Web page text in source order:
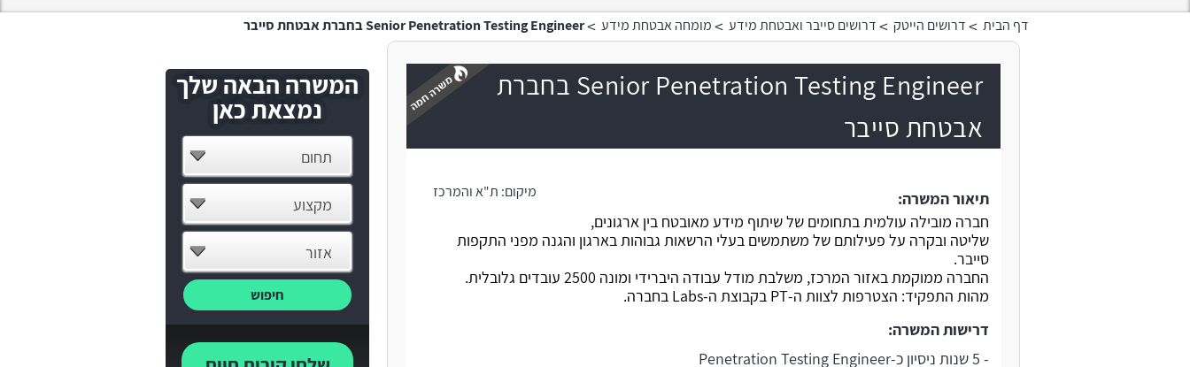
דף הבית >דרושים הייטק >דרושים סייבר ואבטחת מידע >מומחה אבטחת מידע >Senior Penetration Testing Engineer בחברת אבטחת סייבר
Senior Penetration Testing Engineer בחברת
אבטחת סייבר
מיקום: ת"א והמרכז
תיאור המשרה:
חברה מובילה עולמית בתחומים של שיתוף מידע מאובטח בין ארגונים,
שליטה ובקרה על פעילותם של משתמשים בעלי הרשאות גבוהות בארגון והגנה מפני התקפות
סייבר.
החברה ממוקמת באזור המרכז, משלבת מודל עבודה היברידי ומונה 2500 עובדים גלובלית.
מהות התפקיד: הצטרפות לצוות ה-PT בקבוצת ה-Labs בחברה.
דרישות המשרה:
- 5 שנות ניסיון כ-Penetration Testing Engineer
המשרה הבאה שלך
נמצאת כאן
תחום
מקצוע
אזור
חיפוש